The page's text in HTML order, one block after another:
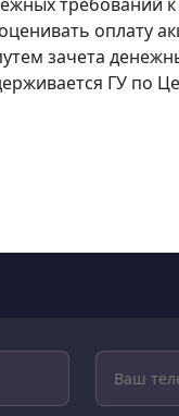
оплату
зачета
ГУ по